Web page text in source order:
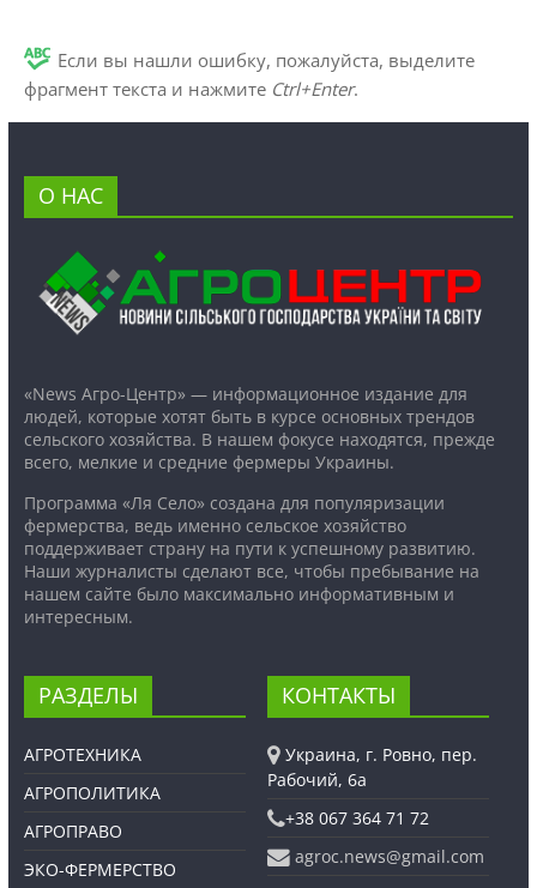
Если вы нашли ошибку, пожалуйста, выделите
фрагмент текста и нажмите Ctrl+Enter.
О НАС
«News Агро-Центр» — информационное издание для
людей, которые хотят быть в курсе основных трендов
сельского хозяйства. В нашем фокусе находятся, прежде
всего, мелкие и средние фермеры Украины.
Программа «Ля Село» создана для популяризации
фермерства, ведь именно сельское хозяйство
поддерживает страну на пути к успешному развитию.
Наши журналисты сделают все, чтобы пребывание на
нашем сайте было максимально информативным и
интересным.
РАЗДЕЛЫ
АГРОТЕХНИКА
АГРОПОЛИТИКА
АГРОПРАВО
ЭКО-ФЕРМЕРСТВО
КОНТАКТЫ
Украина, г. Ровно, пер.
Рабочий, 6а
+38 067 364 71 72
agroc.news@gmail.com